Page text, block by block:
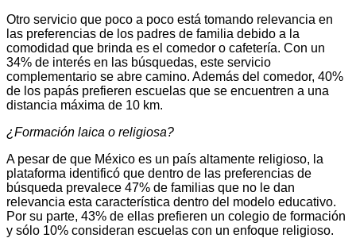
Otro servicio que poco a poco está tomando relevancia en
las preferencias de los padres de familia debido a la
comodidad que brinda es el comedor o cafetería. Con un
34% de interés en las búsquedas, este servicio
complementario se abre camino. Además del comedor, 40%
de los papás prefieren escuelas que se encuentren a una
distancia máxima de 10 km.
¿Formación laica o religiosa?
A pesar de que México es un país altamente religioso, la
plataforma identificó que dentro de las preferencias de
búsqueda prevalece 47% de familias que no le dan
relevancia esta característica dentro del modelo educativo.
Por su parte, 43% de ellas prefieren un colegio de formación
y sólo 10% consideran escuelas con un enfoque religioso.